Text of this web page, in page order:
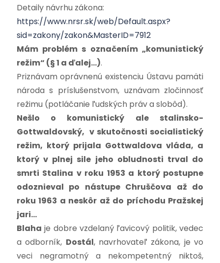
Detaily návrhu zákona:
https://www.nrsr.sk/web/Default.aspx?
sid=zakony/zakon&MasterID=7912
Mám problém s označením „komunistický
režim“ (§ 1 a ďalej…).
Priznávam oprávnenú existenciu Ústavu pamäti
národa s príslušenstvom, uznávam zločinnosť
režimu (potláčanie ľudských práv a slobôd).
Nešlo o komunistický ale stalinsko-
Gottwaldovský, v skutočnosti socialistický
režim, ktorý prijala Gottwaldova vláda, a
ktorý v plnej sile jeho obludnosti trval do
smrti Stalina v roku 1953 a ktorý postupne
odoznieval po nástupe Chruščova až do
roku 1963 a neskôr až do príchodu Pražskej
jari…
Blaha je dobre vzdelaný ľavicový politik, vedec
a odborník, Dostál, navrhovateľ zákona, je vo
veci negramotný a nekompetentný niktoš,